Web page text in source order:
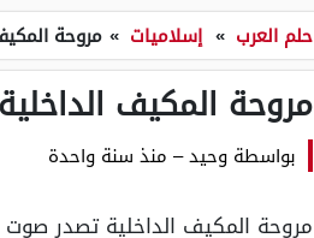
حلم العرب » إسلاميات » مروحة
مروحة المكيف
بواسطة وحيد– منذ سنة واحدة
مروحة المكيف الداخلية تصدر